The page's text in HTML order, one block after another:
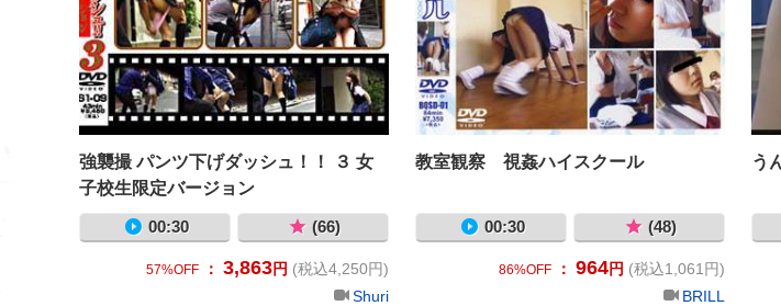
強襲撮 パンツ下げダッシュ！！ ３ 女
子校生限定バージョン
00:30 (66)
57%OFF ： 3,863円 (税込4,250円)
Shuri
教室観察 視姦ハイスクール
00:30 (48)
86%OFF ： 964円 (税込1,061円)
BRILL
う